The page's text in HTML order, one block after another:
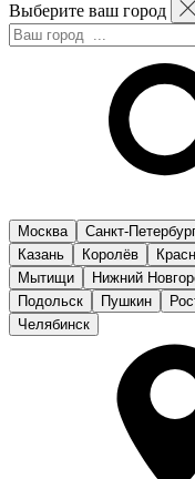
Выберите ваш город
Москва Санкт-
Казань
Королёв
Мытищи
Нижний
Подольск
Пушкин
Челябинск